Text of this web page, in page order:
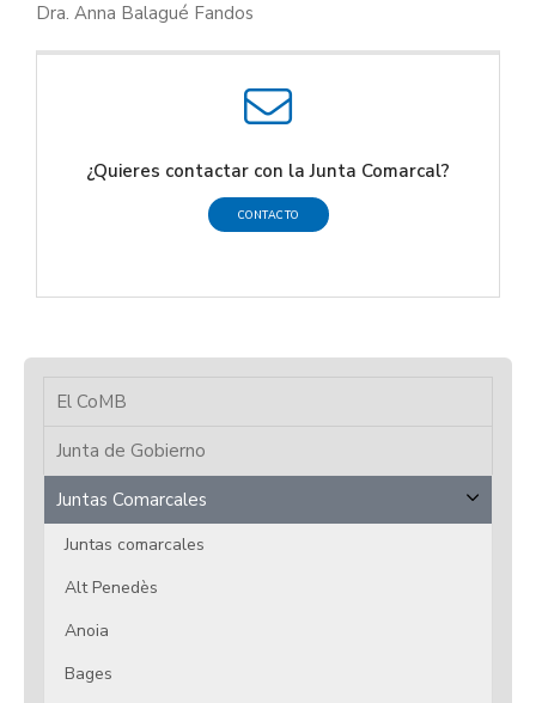
Dra. Anna Balagué Fandos
¿Quieres contactar con la Junta Comarcal?
CONTACTO
El CoMB
Junta de Gobierno
Juntas Comarcales
Juntas comarcales
Alt Penedès
Anoia
Bages